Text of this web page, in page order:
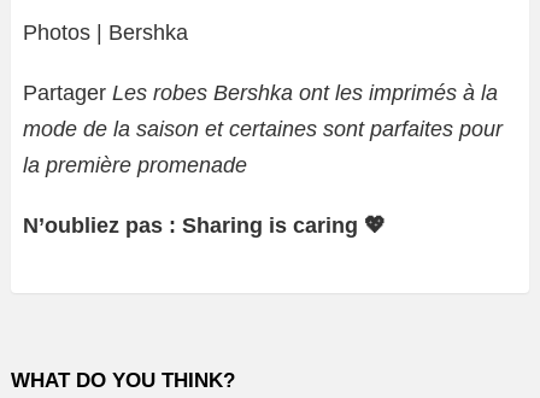
Photos | Bershka
Partager Les robes Bershka ont les imprimés à la
mode de la saison et certaines sont parfaites pour
la première promenade
N’oubliez pas : Sharing is caring 💖
WHAT DO YOU THINK?